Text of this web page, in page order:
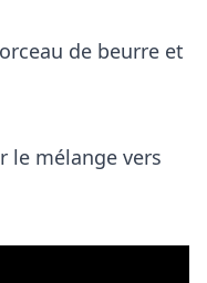
de beurre et
le mélange vers